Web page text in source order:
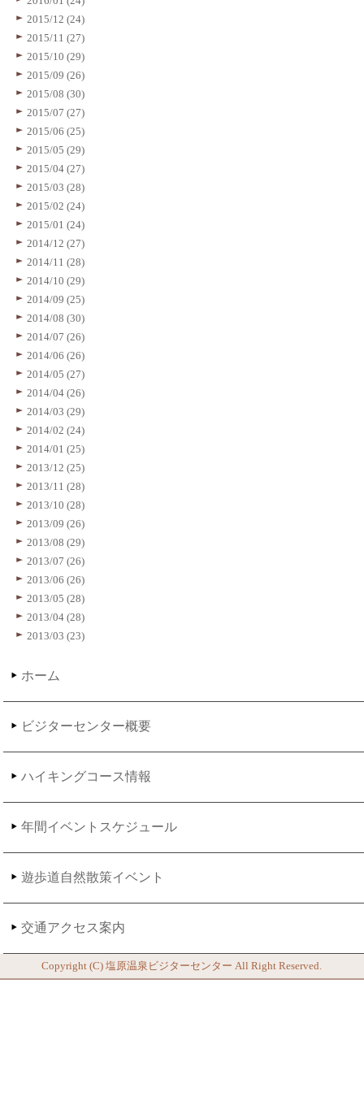
2015/12 (24)
2015/11 (27)
2015/10 (29)
2015/09 (26)
2015/08 (30)
2015/07 (27)
2015/06 (25)
2015/05 (29)
2015/04 (27)
2015/03 (28)
2015/02 (24)
2015/01 (24)
2014/12 (27)
2014/11 (28)
2014/10 (29)
2014/09 (25)
2014/08 (30)
2014/07 (26)
2014/06 (26)
2014/05 (27)
2014/04 (26)
2014/03 (29)
2014/02 (24)
2014/01 (25)
2013/12 (25)
2013/11 (28)
2013/10 (28)
2013/09 (26)
2013/08 (29)
2013/07 (26)
2013/06 (26)
2013/05 (28)
2013/04 (28)
2013/03 (23)
ホーム
ビジターセンター概要
ハイキングコース情報
年間イベントスケジュール
遊歩道自然散策イベント
交通アクセス案内
Copyright (C)塩原温泉ビジターセンター All Right Reserved.